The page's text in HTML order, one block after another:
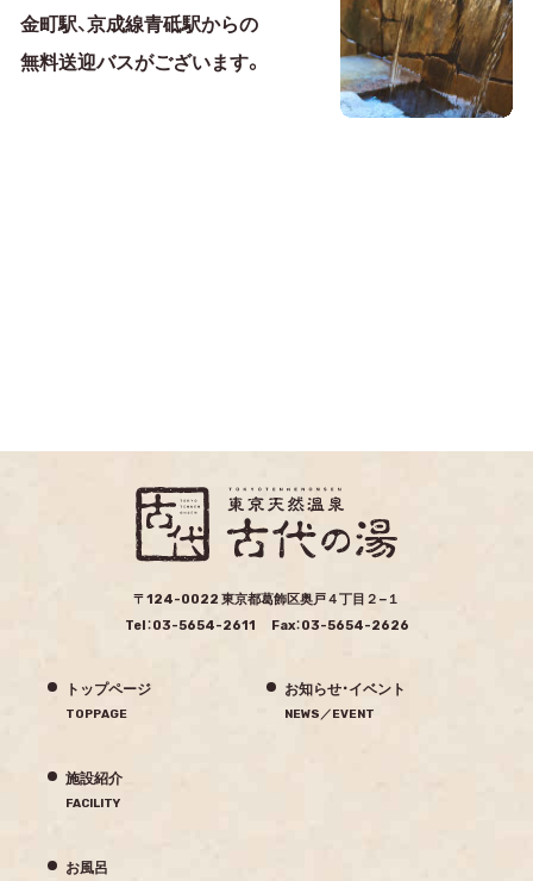
金町駅、京成線青砥駅からの
無料送迎バスがございます。
〒124-0022東京都葛飾区奥戸４丁目２−１
Tel：03-5654-2611 Fax：03-5654-2626
トップページ
TOPPAGE
施設紹介
FACILITY
お風呂
お知らせ・イベント
NEWS／EVENT